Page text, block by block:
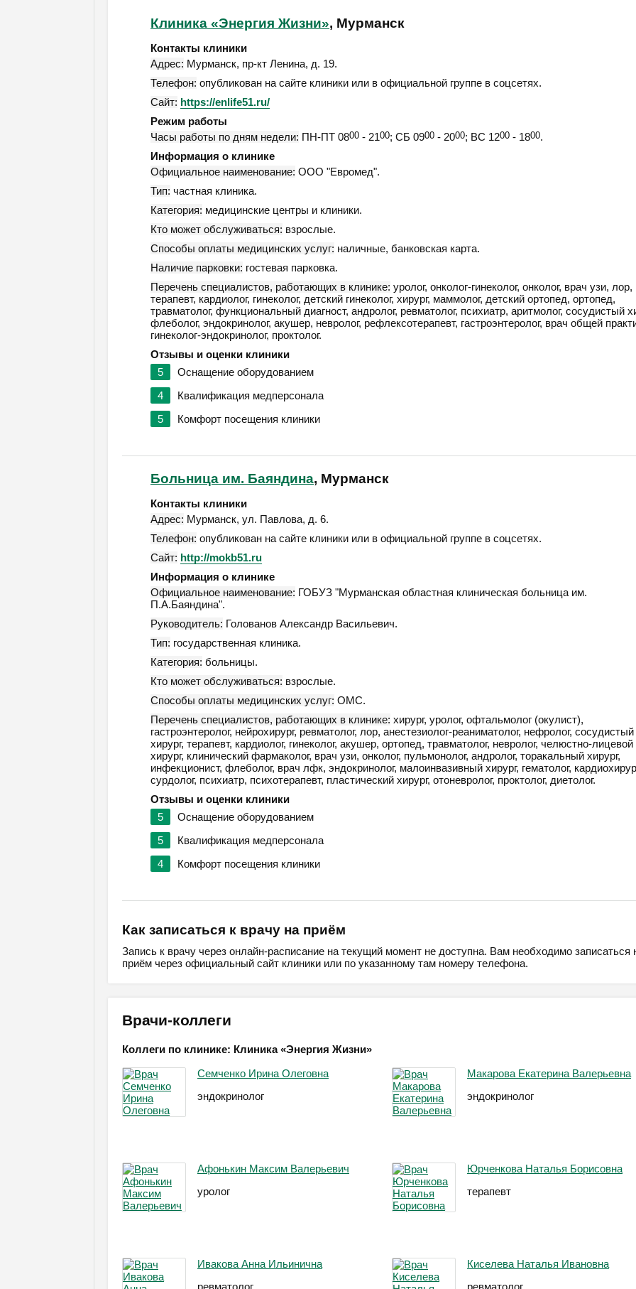
Клиника «Энергия Жизни», Мурманск
Контакты клиники
Адрес: Мурманск, пр-кт Ленина, д. 19.
Телефон: опубликован на сайте клиники или в официальной группе в соцсетях.
Сайт: https://enlife51.ru/
Режим работы
Часы работы по дням недели: ПН-ПТ 0800 - 2100; СБ 0900 - 2000; ВС 1200 - 1800.
Информация о клинике
Официальное наименование: ООО "Евромед".
Тип: частная клиника.
Категория: медицинские центры и клиники.
Кто может обслуживаться: взрослые.
Способы оплаты медицинских услуг: наличные, банковская карта.
Наличие парковки: гостевая парковка.
Перечень специалистов, работающих в клинике: уролог, онколог-гинеколог, онколог, врач узи, лор,
терапевт, кардиолог, гинеколог, детский гинеколог, хирург, маммолог, детский ортопед, ортопед,
травматолог, функциональный диагност, андролог, ревматолог, психиатр, аритмолог, сосудистый
флеболог, эндокринолог, акушер, невролог, рефлексотерапевт, гастроэнтеролог, врач общей
гинеколог-эндокринолог, проктолог.
Отзывы и оценки клиники
5
Оснащение оборудованием
4
Квалификация медперсонала
5
Комфорт посещения клиники
Больница им. Баяндина, Мурманск
Контакты клиники
Адрес: Мурманск, ул. Павлова, д. 6.
Телефон: опубликован на сайте клиники или в официальной группе в соцсетях.
Сайт: http://mokb51.ru
Информация о клинике
Официальное наименование: ГОБУЗ "Мурманская областная клиническая больница им.
П.А.Баяндина".
Руководитель: Голованов Александр Васильевич.
Тип: государственная клиника.
Категория: больницы.
Кто может обслуживаться: взрослые.
Способы оплаты медицинских услуг: ОМС.
Перечень специалистов, работающих в клинике: хирург, уролог, офтальмолог (окулист),
гастроэнтеролог, нейрохирург, ревматолог, лор, анестезиолог-реаниматолог, нефролог, сосудистый
хирург, терапевт, кардиолог, гинеколог, акушер, ортопед, травматолог, невролог, челюстно-лицевой
хирург, клинический фармаколог, врач узи, онколог, пульмонолог, андролог, торакальный хирург,
инфекционист, флеболог, врач лфк, эндокринолог, малоинвазивный хирург, гематолог,
сурдолог, психиатр, психотерапевт, пластический хирург, отоневролог, проктолог, диетолог.
Отзывы и оценки клиники
5
Оснащение оборудованием
5
Квалификация медперсонала
4
Комфорт посещения клиники
Как записаться к врачу на приём
Запись к врачу через онлайн-расписание на текущий момент не доступна. Вам необходимо записаться
приём через официальный сайт клиники или по указанному там номеру телефона.
Врачи-коллеги
Коллеги по клинике: Клиника «Энергия Жизни»
Семченко Ирина Олеговна
эндокринолог
Макарова Екатерина Валерьевна
эндокринолог
Афонькин Максим Валерьевич
уролог
Юрченкова Наталья Борисовна
терапевт
Ивакова Анна Ильинична
ревматолог
Киселева Наталья Ивановна
ревматолог